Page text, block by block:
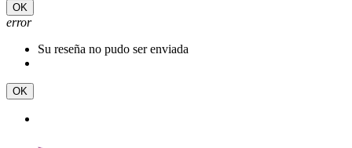
OK
error
Su reseña no pudo ser enviada
OK